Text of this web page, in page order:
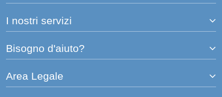
I nostri servizi
Bisogno d'aiuto?
Area Legale